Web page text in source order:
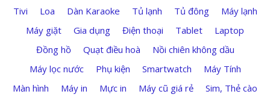
Tivi Loa Dàn Karaoke Tủ lạnh Tủ đông
Máy lạnh
Máy giặt
Gia dụng Điện thoại Tablet
Laptop
Đồng hồ
Quạt điều hoà
Nồi chiên không dầu
Máy lọc nước
Phụ kiện Smartwatch
Máy Tính
Màn hình
Máy in Mực in Máy cũ giá rẻ
Sim, Thẻ cào